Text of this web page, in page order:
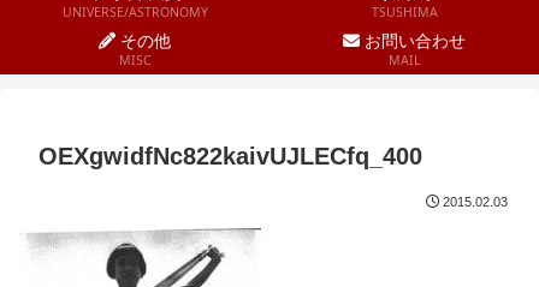
UNIVERSE/ASTRONOMY TSUSHIMA
その他
MISC
お問い合わせ
MAIL
OEXgwidfNc822kaivUJLECfq_400
2015.02.03